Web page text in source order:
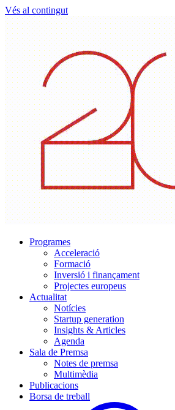
Vés al contingut
Programes
Acceleració
Formació
Inversió i finançament
Projectes europeus
Actualitat
Notícies
Startup generation
Insights & Articles
Agenda
Sala de Premsa
Notes de premsa
Multimèdia
Publicacions
Borsa de treball